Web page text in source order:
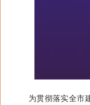
为贯彻落实全市建